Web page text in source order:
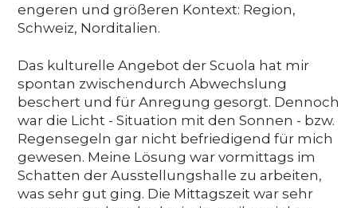
engeren und größeren Kontext: Region,
Schweiz, Norditalien.
Das kulturelle Angebot der Scuola hat mir
spontan zwischendurch Abwechslung
beschert und für Anregung gesorgt. Dennoch
war die Licht - Situation mit den Sonnen - bzw.
Regensegeln gar nicht befriedigend für mich
gewesen. Meine Lösung war vormittags im
Schatten der Ausstellungshalle zu arbeiten,
was sehr gut ging. Die Mittagszeit war sehr